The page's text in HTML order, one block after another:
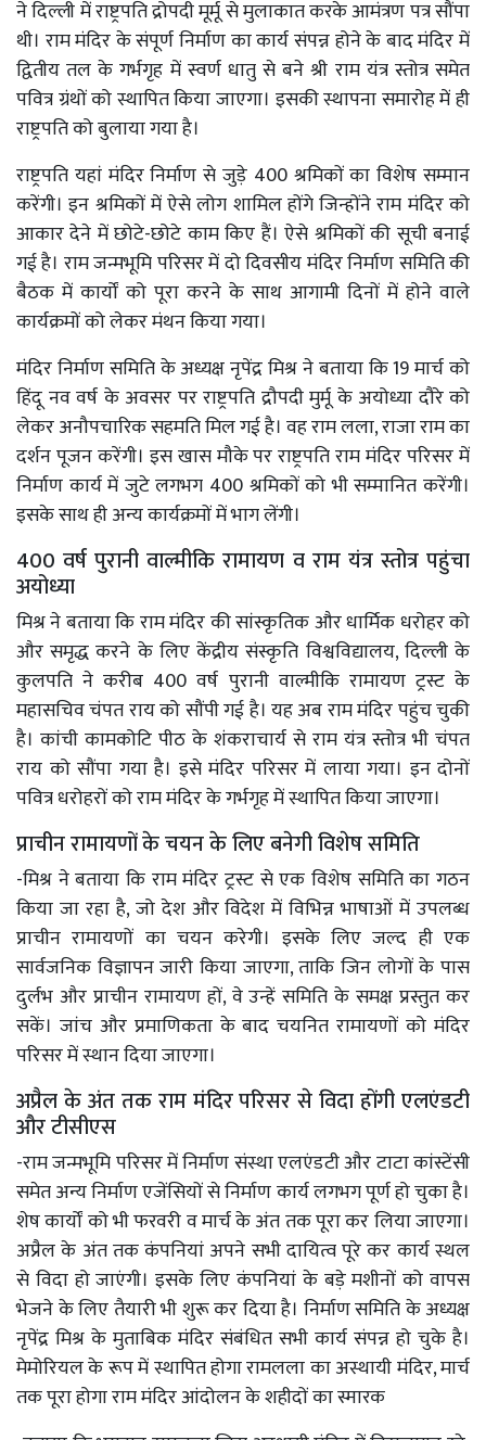
ने दिल्ली में राष्ट्रपति द्रोपदी मूर्मू से मुलाकात करके आमंत्रण पत्र सौंपा
थी। राम मंदिर के संपूर्ण निर्माण का कार्य संपन्न होने के बाद मंदिर में
द्वितीय तल के गर्भगृह में स्वर्ण धातु से बने श्री राम यंत्र स्तोत्र समेत
पवित्र ग्रंथों को स्थापित किया जाएगा। इसकी स्थापना समारोह में ही
राष्ट्रपति को बुलाया गया है।
राष्ट्रपति यहां मंदिर निर्माण से जुड़े 400 श्रमिकों का विशेष सम्मान
करेंगी। इन श्रमिकों में ऐसे लोग शामिल होंगे जिन्होंने राम मंदिर को
आकार देने में छोटे-छोटे काम किए हैं। ऐसे श्रमिकों की सूची बनाई
गई है। राम जन्मभूमि परिसर में दो दिवसीय मंदिर निर्माण समिति की
बैठक में कार्यों को पूरा करने के साथ आगामी दिनों में होने वाले
कार्यक्रमों को लेकर मंथन किया गया।
मंदिर निर्माण समिति के अध्यक्ष नृपेंद्र मिश्र ने बताया कि 19 मार्च को
हिंदू नव वर्ष के अवसर पर राष्ट्रपति द्रौपदी मुर्मू के अयोध्या दौरे को
लेकर अनौपचारिक सहमति मिल गई है। वह राम लला, राजा राम का
दर्शन पूजन करेंगी। इस खास मौके पर राष्ट्रपति राम मंदिर परिसर में
निर्माण कार्य में जुटे लगभग 400 श्रमिकों को भी सम्मानित करेंगी।
इसके साथ ही अन्य कार्यक्रमों में भाग लेंगी।
400 वर्ष पुरानी वाल्मीकि रामायण व राम यंत्र स्तोत्र पहुंचा
अयोध्या
मिश्र ने बताया कि राम मंदिर की सांस्कृतिक और धार्मिक धरोहर को
और समृद्ध करने के लिए केंद्रीय संस्कृति विश्वविद्यालय, दिल्ली के
कुलपति ने करीब 400 वर्ष पुरानी वाल्मीकि रामायण ट्रस्ट के
महासचिव चंपत राय को सौंपी गई है। यह अब राम मंदिर पहुंच चुकी
है। कांची कामकोटि पीठ के शंकराचार्य से राम यंत्र स्तोत्र भी चंपत
राय को सौंपा गया है। इसे मंदिर परिसर में लाया गया। इन दोनों
पवित्र धरोहरों को राम मंदिर के गर्भगृह में स्थापित किया जाएगा।
प्राचीन रामायणों के चयन के लिए बनेगी विशेष समिति
-मिश्र ने बताया कि राम मंदिर ट्रस्ट से एक विशेष समिति का गठन
किया जा रहा है, जो देश और विदेश में विभिन्न भाषाओं में उपलब्ध
प्राचीन रामायणों का चयन करेगी। इसके लिए जल्द ही एक
सार्वजनिक विज्ञापन जारी किया जाएगा, ताकि जिन लोगों के पास
दुर्लभ और प्राचीन रामायण हों, वे उन्हें समिति के समक्ष प्रस्तुत कर
सकें। जांच और प्रमाणिकता के बाद चयनित रामायणों को मंदिर
परिसर में स्थान दिया जाएगा।
अप्रैल के अंत तक राम मंदिर परिसर से विदा होंगी एलएंडटी
और टीसीएस
-राम जन्मभूमि परिसर में निर्माण संस्था एलएंडटी और टाटा कांस्टेंसी
समेत अन्य निर्माण एजेंसियों से निर्माण कार्य लगभग पूर्ण हो चुका है।
शेष कार्यों को भी फरवरी व मार्च के अंत तक पूरा कर लिया जाएगा।
अप्रैल के अंत तक कंपनियां अपने सभी दायित्व पूरे कर कार्य स्थल
से विदा हो जाएंगी। इसके लिए कंपनियां के बड़े मशीनों को वापस
भेजने के लिए तैयारी भी शुरू कर दिया है। निर्माण समिति के अध्यक्ष
नृपेंद्र मिश्र के मुताबिक मंदिर संबंधित सभी कार्य संपन्न हो चुके है।
मेमोरियल के रूप में स्थापित होगा रामलला का अस्थायी मंदिर, मार्च
तक पूरा होगा राम मंदिर आंदोलन के शहीदों का स्मारक